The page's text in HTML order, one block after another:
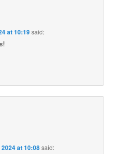
at 10:19said:
at 10:08said: